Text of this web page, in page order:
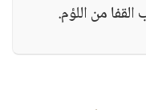
من اللؤم.